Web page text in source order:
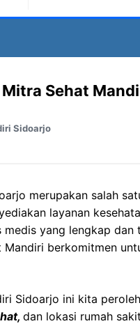
Mitra Sehat
Sidoarjo
merupakan salah
layanan
yang lengkap dan
Mandiri berkomitmen
Sidoarjo ini kita
dan lokasi rumah